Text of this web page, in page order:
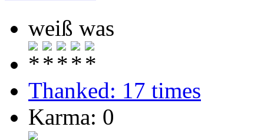
weiß was
Thanked: 17 times
Karma: 0